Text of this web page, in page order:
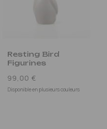
Resting Bird
Figurines
Prix
habituel
99,00 €
Disponible en plusieurs couleurs